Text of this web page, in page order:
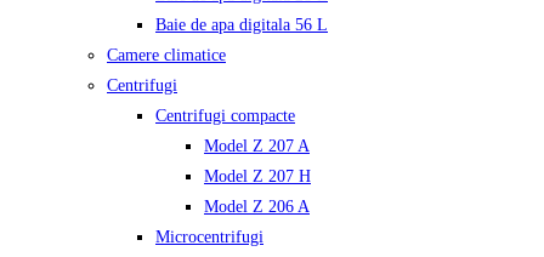
Baie de apa digitala 56 L
Camere climatice
Centrifugi
Centrifugi compacte
Model Z 207 A
Model Z 207 H
Model Z 206 A
Microcentrifugi